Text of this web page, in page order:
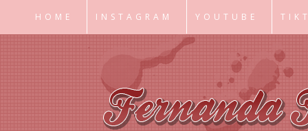
HOME INSTAGRAM YOUTUBE